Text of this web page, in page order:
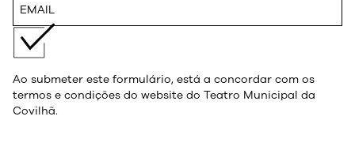
Ao submeter este formulário, está a concordar com os
termos e condições do website do Teatro Municipal da
Covilhã.